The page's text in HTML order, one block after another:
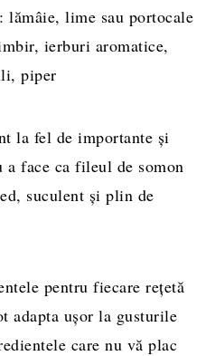
lămâie, lime sau portocale
ierburi aromatice,
piper
la fel de importante și
a face ca fileul de somon
suculent și plin de
pentru fiecare rețetă
adapta ușor la gusturile
care nu vă plac